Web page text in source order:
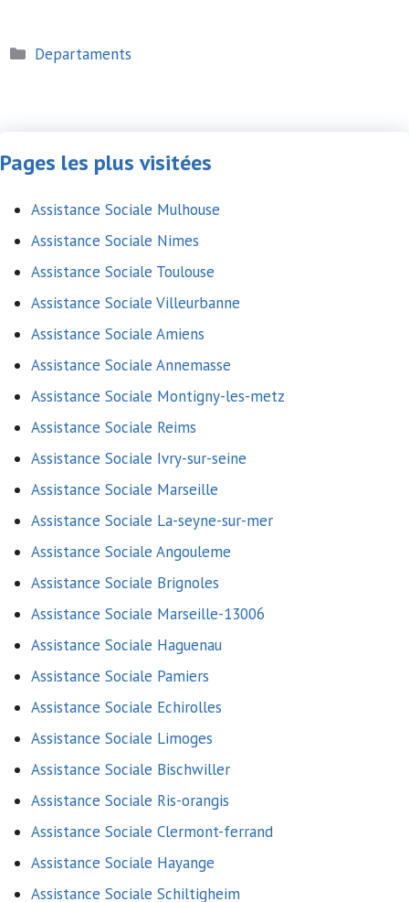
Catégories
Departaments
Pages les plus visitées
Assistance Sociale Mulhouse
Assistance Sociale Nimes
Assistance Sociale Toulouse
Assistance Sociale Villeurbanne
Assistance Sociale Amiens
Assistance Sociale Annemasse
Assistance Sociale Montigny-les-metz
Assistance Sociale Reims
Assistance Sociale Ivry-sur-seine
Assistance Sociale Marseille
Assistance Sociale La-seyne-sur-mer
Assistance Sociale Angouleme
Assistance Sociale Brignoles
Assistance Sociale Marseille-13006
Assistance Sociale Haguenau
Assistance Sociale Pamiers
Assistance Sociale Echirolles
Assistance Sociale Limoges
Assistance Sociale Bischwiller
Assistance Sociale Ris-orangis
Assistance Sociale Clermont-ferrand
Assistance Sociale Hayange
Assistance Sociale Schiltigheim